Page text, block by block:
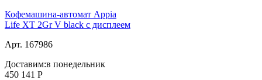
Кофемашина-автомат Appia
Life XT 2Gr V black с дисплеем
Арт. 167986
Доставим:в понедельник
450 141 Р